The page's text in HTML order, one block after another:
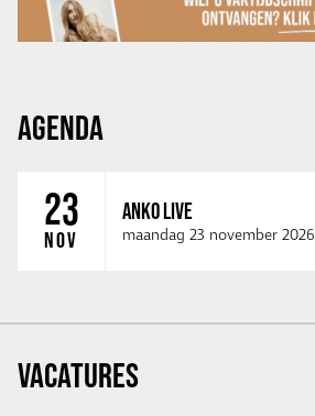
AGENDA
23
NOV
ANKO LIVE
maandag 23 november 2026
VACATURES